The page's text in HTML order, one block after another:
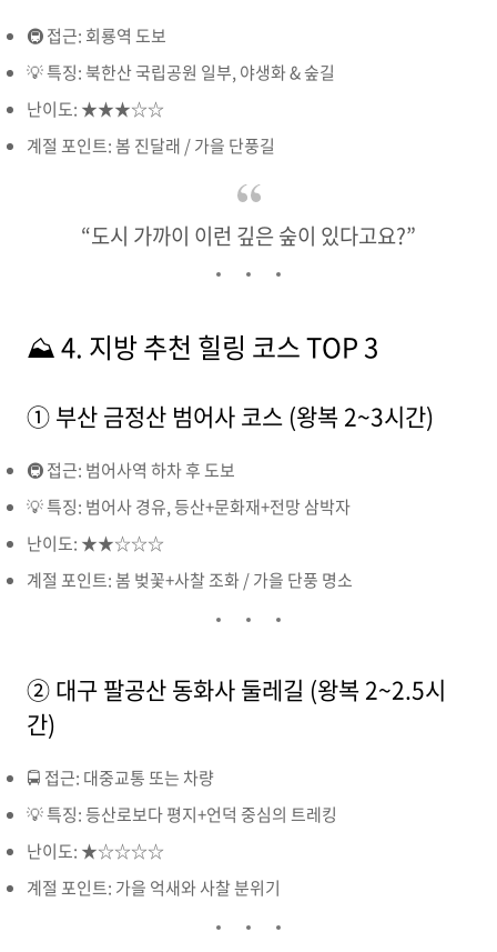
🚇 접근: 회룡역 도보
💡 특징: 북한산 국립공원 일부, 야생화 & 숲길
난이도: ★★★☆☆
계절 포인트: 봄 진달래 / 가을 단풍길
“도시 가까이 이런 깊은 숲이 있다고요?”
⛰️ 4. 지방 추천 힐링 코스 TOP 3
① 부산 금정산 범어사 코스 (왕복 2~3시간)
🚇 접근: 범어사역 하차 후 도보
💡 특징: 범어사 경유, 등산+문화재+전망 삼박자
난이도: ★★☆☆☆
계절 포인트: 봄 벚꽃+사찰 조화 / 가을 단풍 명소
② 대구 팔공산 동화사 둘레길 (왕복 2~2.5시
간)
🚍 접근: 대중교통 또는 차량
💡 특징: 등산로보다 평지+언덕 중심의 트레킹
난이도: ★☆☆☆☆
계절 포인트: 가을 억새와 사찰 분위기